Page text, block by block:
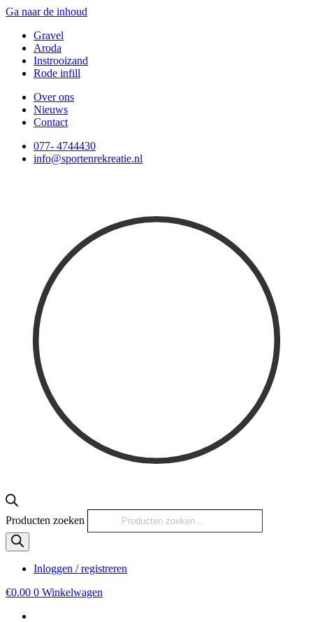
Ga naar de inhoud
Gravel
Aroda
Instrooizand
Rode infill
Over ons
Nieuws
Contact
077- 4744430
info@sportenrekreatie.nl
Producten zoeken
Inloggen / registreren
€0.00 0 Winkelwagen